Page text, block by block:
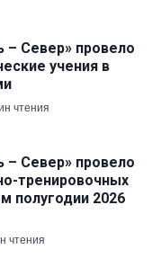
– Север» провело
учения в
чтения
– Север» провело
тренировочных
полугодии 2026
чтения